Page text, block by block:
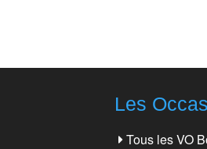
Les
Tous les VO